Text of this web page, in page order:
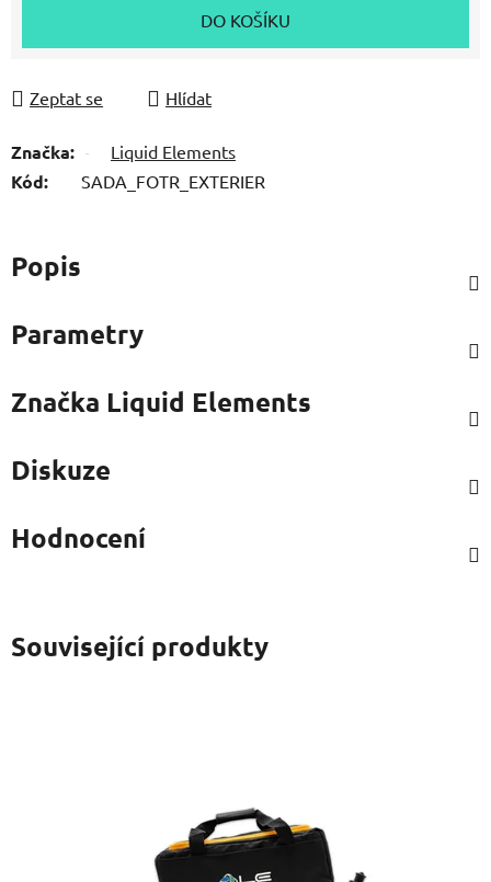
DO KOŠÍKU
Zeptat se Hlídat
Značka: Liquid Elements
Kód: SADA_FOTR_EXTERIER
Popis
Parametry
Značka Liquid Elements
Diskuze
Hodnocení
Související produkty